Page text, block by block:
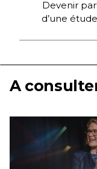
Devenir
d’une
A